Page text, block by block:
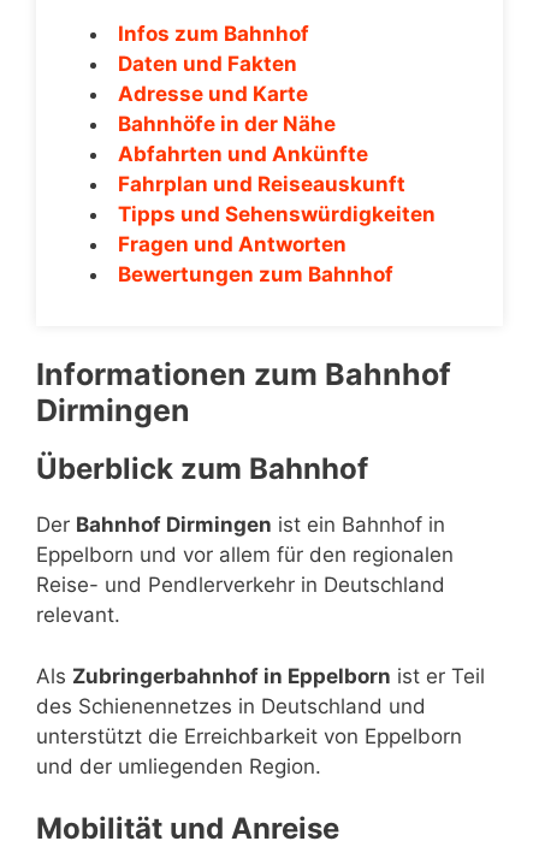
Infos zum Bahnhof
Daten und Fakten
Adresse und Karte
Bahnhöfe in der Nähe
Abfahrten und Ankünfte
Fahrplan und Reiseauskunft
Tipps und Sehenswürdigkeiten
Fragen und Antworten
Bewertungen zum Bahnhof
Informationen zum Bahnhof
Dirmingen
Überblick zum Bahnhof
Der Bahnhof Dirmingen ist ein Bahnhof in
Eppelborn und vor allem für den regionalen
Reise- und Pendlerverkehr in Deutschland
relevant.
Als Zubringerbahnhof in Eppelborn ist er Teil
des Schienennetzes in Deutschland und
unterstützt die Erreichbarkeit von Eppelborn
und der umliegenden Region.
Mobilität und Anreise